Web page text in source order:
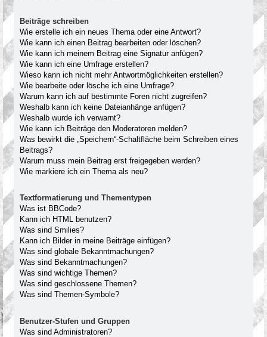
Beiträge schreiben
Wie erstelle ich ein neues Thema oder eine Antwort?
Wie kann ich einen Beitrag bearbeiten oder löschen?
Wie kann ich meinem Beitrag eine Signatur anfügen?
Wie kann ich eine Umfrage erstellen?
Wieso kann ich nicht mehr Antwortmöglichkeiten erstellen?
Wie bearbeite oder lösche ich eine Umfrage?
Warum kann ich auf bestimmte Foren nicht zugreifen?
Weshalb kann ich keine Dateianhänge anfügen?
Weshalb wurde ich verwarnt?
Wie kann ich Beiträge den Moderatoren melden?
Was bewirkt die „Speichern“-Schaltfläche beim Schreiben eines
Beitrags?
Warum muss mein Beitrag erst freigegeben werden?
Wie markiere ich ein Thema als neu?
Textformatierung und Thementypen
Was ist BBCode?
Kann ich HTML benutzen?
Was sind Smilies?
Kann ich Bilder in meine Beiträge einfügen?
Was sind globale Bekanntmachungen?
Was sind Bekanntmachungen?
Was sind wichtige Themen?
Was sind geschlossene Themen?
Was sind Themen-Symbole?
Benutzer-Stufen und Gruppen
Was sind Administratoren?